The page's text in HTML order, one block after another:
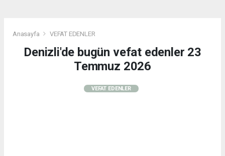
Anasayfa VEFAT EDENLER
Denizli'de bugün vefat edenler 23
Temmuz 2026
VEFAT EDENLER